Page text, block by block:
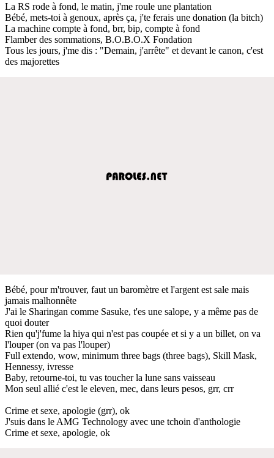
La RS rode à fond, le matin, j'me roule une plantation
Bébé, mets-toi à genoux, après ça, j'te ferais une donation (la bitch)
La machine compte à fond, brr, bip, compte à fond
Flamber des sommations, B.O.B.O.X Fondation
Tous les jours, j'me dis : "Demain, j'arrête" et devant le canon, c'est
des majorettes
Bébé, pour m'trouver, faut un baromètre et l'argent est sale mais
jamais malhonnête
J'ai le Sharingan comme Sasuke, t'es une salope, y a même pas de
quoi douter
Rien qu'j'fume la hiya qui n'est pas coupée et si y a un billet, on va
l'louper (on va pas l'louper)
Full extendo, wow, minimum three bags (three bags), Skill Mask,
Hennessy, ivresse
Baby, retourne-toi, tu vas toucher la lune sans vaisseau
Mon seul allié c'est le eleven, mec, dans leurs pesos, grr, crr
Crime et sexe, apologie (grr), ok
J'suis dans le AMG Technology avec une tchoin d'anthologie
Crime et sexe, apologie, ok